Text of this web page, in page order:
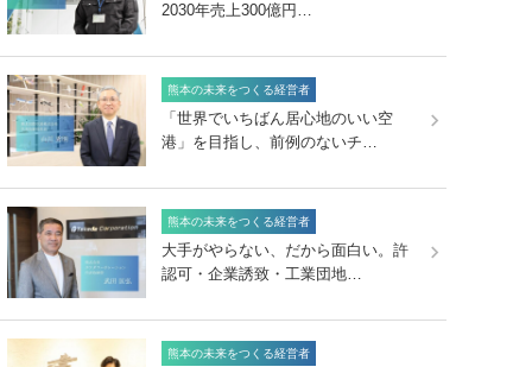
2030年売上300億円…
熊本の未来をつくる経営者
「世界でいちばん居心地のいい空
港」を目指し、前例のないチ…
熊本の未来をつくる経営者
大手がやらない、だから面白い。許
認可・企業誘致・工業団地…
熊本の未来をつくる経営者